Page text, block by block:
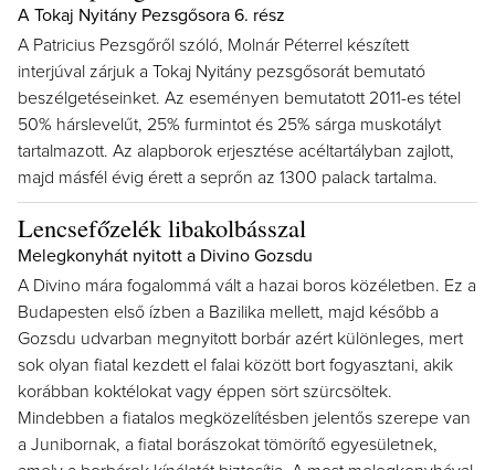
A Tokaj Nyitány Pezsgősora 6. rész
A Patricius Pezsgőről szóló, Molnár Péterrel készített
interjúval zárjuk a Tokaj Nyitány pezsgősorát bemutató
beszélgetéseinket. Az eseményen bemutatott 2011-es tétel
50% hárslevelűt, 25% furmintot és 25% sárga muskotályt
tartalmazott. Az alapborok erjesztése acéltartályban zajlott,
majd másfél évig érett a seprőn az 1300 palack tartalma.
Lencsefőzelék libakolbásszal
Melegkonyhát nyitott a Divino Gozsdu
A Divino mára fogalommá vált a hazai boros közéletben. Ez a
Budapesten első ízben a Bazilika mellett, majd később a
Gozsdu udvarban megnyitott borbár azért különleges, mert
sok olyan fiatal kezdett el falai között bort fogyasztani, akik
korábban koktélokat vagy éppen sört szürcsöltek.
Mindebben a fiatalos megközelítésben jelentős szerepe van
a Junibornak, a fiatal borászokat tömörítő egyesületnek,